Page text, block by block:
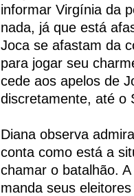
informar Virgínia da
nada, já que está
Joca se afastam da
para jogar seu
cede aos apelos de
discretamente, até o
Diana observa
conta como está a
chamar o batalhão.
manda seus